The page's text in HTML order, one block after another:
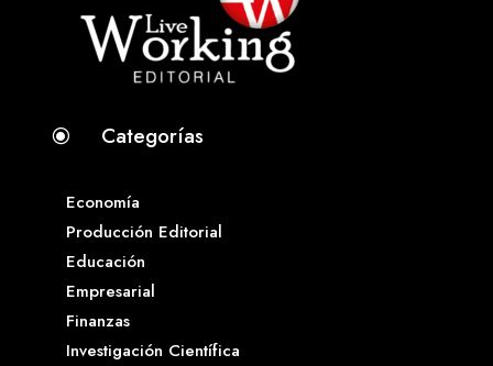
\ Categorías
Economía
Producción Editorial
Educación
Empresarial
Finanzas
Investigación Científica